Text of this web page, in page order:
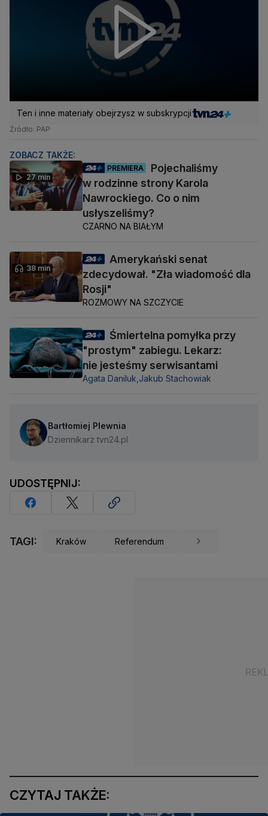
Ten i inne materiały obejrzysz w subskrypcji
Źródło: PAP
ZOBACZ TAKŻE:
27 min
PREMIERA
Pojechaliśmy
w rodzinne strony Karola
Nawrockiego. Co o nim
usłyszeliśmy?
CZARNO NA BIAŁYM
38 min
Amerykański senat
zdecydował. "Zła wiadomość dla
Rosji"
ROZMOWY NA SZCZYCIE
Śmiertelna pomyłka przy
"prostym" zabiegu. Lekarz:
nie jesteśmy serwisantami
Agata Daniluk, Jakub Stachowiak
Bartłomiej Plewnia
Dziennikarz tvn24.pl
UDOSTĘPNIJ:
TAGI: Kraków Referendum
CZYTAJ TAKŻE: